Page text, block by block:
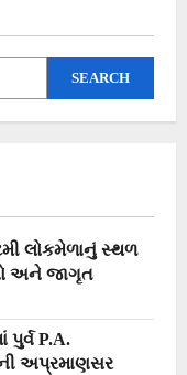
SEARCH
લોકમેળાનું સ્થળ
અને જાગૃત
P.A.
અપ્રમાણસર